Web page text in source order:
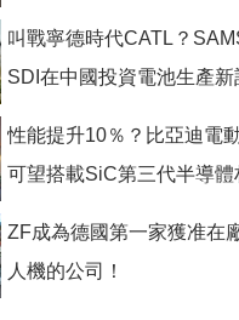
叫戰寧德時代CATL？
SDI在中國投資電池生產新
性能提升10％？比亞迪電
可望搭載SiC第三代半導體
ZF成為德國第一家獲准在
人機的公司！